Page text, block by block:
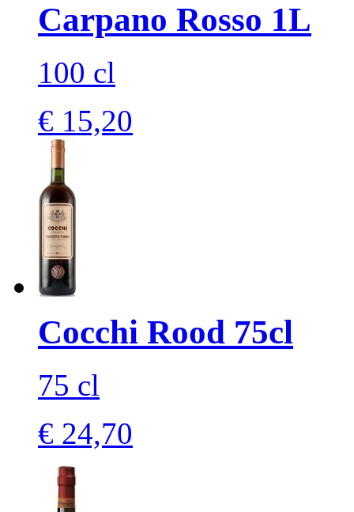
Carpano Rosso 1L
100 cl
€ 15,20
Cocchi Rood 75cl
75 cl
€ 24,70